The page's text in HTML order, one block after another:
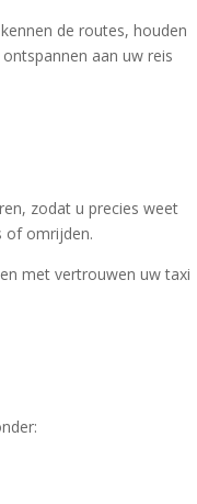
de routes, houden
aan uw reis
zodat u precies weet
of omrijden.
met vertrouwen uw taxi